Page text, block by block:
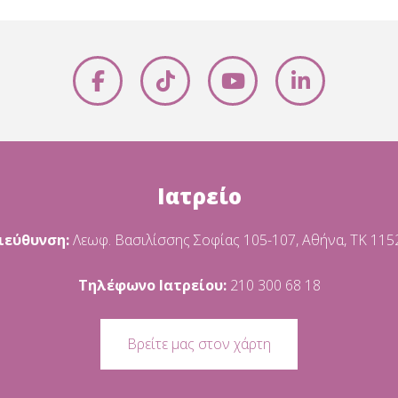
Ιατρείο
Λεωφ. Βασιλίσσης Σοφίας 105-107, Αθήνα, ΤΚ
Τηλέφωνο Ιατρείου:210 300 68 18
Βρείτε μας στον χάρτη